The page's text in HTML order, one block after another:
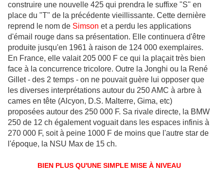
construire une nouvelle 425 qui prendra le suffixe "S" en
place du "T" de la précédente vieillissante. Cette dernière
reprend le nom de Simson et a perdu les applications
d'émail rouge dans sa présentation. Elle continuera d'être
produite jusqu'en 1961 à raison de 124 000 exemplaires.
En France, elle valait 205 000 F ce qui la plaçait très bien
face à la concurrence tricolore. Outre la Jonghi ou la René
Gillet - des 2 temps - on ne pouvait guère lui opposer que
les diverses interprétations autour du 250 AMC à arbre à
cames en tête (Alcyon, D.S. Malterre, Gima, etc)
proposées autour des 250 000 F. Sa rivale directe, la BMW
250 de 12 ch également voguait dans les espaces infinis à
270 000 F, soit à peine 1000 F de moins que l'autre star de
l'époque, la NSU Max de 15 ch.
BIEN PLUS QU'UNE SIMPLE MISE À NIVEAU